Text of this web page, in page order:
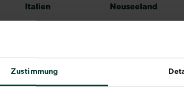
Zustimmung
Italien Neuseeland